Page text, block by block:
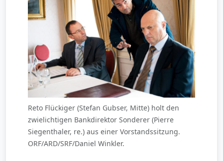
Reto Flückiger (Stefan Gubser, Mitte) holt den
zwielichtigen Bankdirektor Sonderer (Pierre
Siegenthaler, re.) aus einer Vorstandssitzung.
ORF/ARD/SRF/Daniel Winkler.